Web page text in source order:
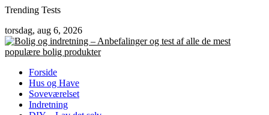
Skip
content
Trending Tests
torsdag, aug 6, 2026
Forside
Hus og Have
Soveværelset
Indretning